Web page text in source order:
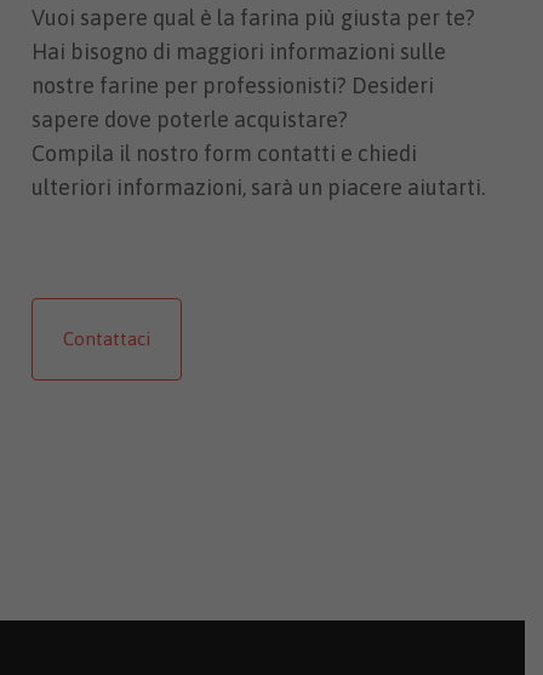
Vuoi sapere qual è la farina più giusta per te?
Hai bisogno di maggiori informazioni sulle
nostre farine per professionisti? Desideri
sapere dove poterle acquistare?
Compila il nostro form contatti e chiedi
ulteriori informazioni, sarà un piacere aiutarti.
Contattaci